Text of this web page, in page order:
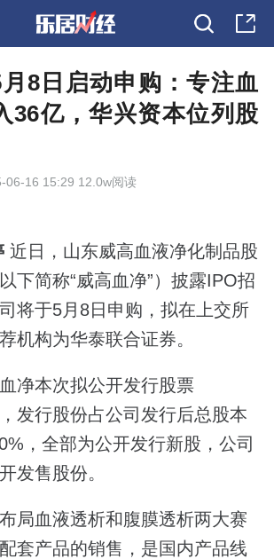
8日启动申购：专注血
36亿，华兴资本位列股
06-16 15:29 12.0w阅读
近日，山东威高血液净化制品股
下简称“威高血净”）披露IPO招
将于5月8日申购，拟在上交所
机构为华泰联合证券。
净本次拟公开发行股票
发行股份占公司发行后总股本
，全部为公开发行新股，公司
发售股份。
局血液透析和腹膜透析两大赛
套产品的销售，是国内产品线